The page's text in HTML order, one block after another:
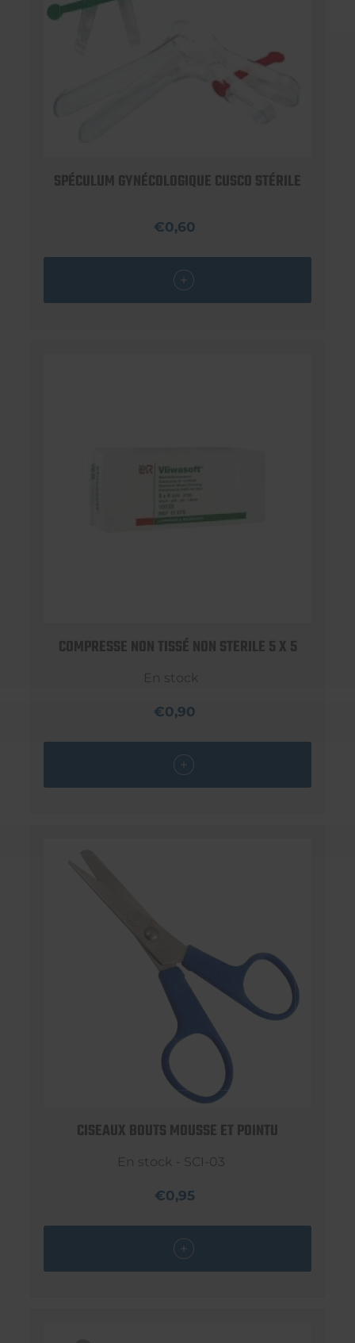
SPÉCULUM GYNÉCOLOGIQUE CUSCO STÉRILE
€0,60
COMPRESSE NON TISSÉ NON STERILE 5 X 5
En stock
€0,90
CISEAUX BOUTS MOUSSE ET POINTU
En stock - SCI-03
€0,95